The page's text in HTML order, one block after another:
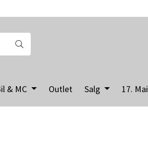
& MC Outlet Salg 17. Mai